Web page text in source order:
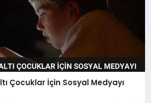
Çocuklar İçin Sosyal Medyayı